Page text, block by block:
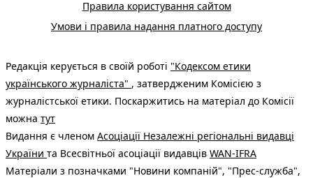
Правила користування сайтом
Умови і правила надання платного доступу
Редакція керується в своїй роботі "Кодексом етики
українського журналіста" , затвердженим Комісією з
журналістської етики. Поскаржитись на матеріал до Комісії
можна тут
Видання є членом Асоціації Незалежні регіональні видавці
України та Всесвітньої асоціації видавців WAN-IFRA
Матеріали з позначками "Новини компаній", "Прес-служба",